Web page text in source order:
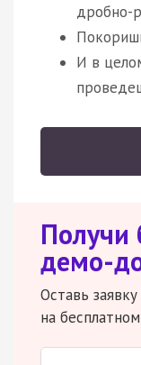
дробно-
И в
Получи
демо-
Оставь
на